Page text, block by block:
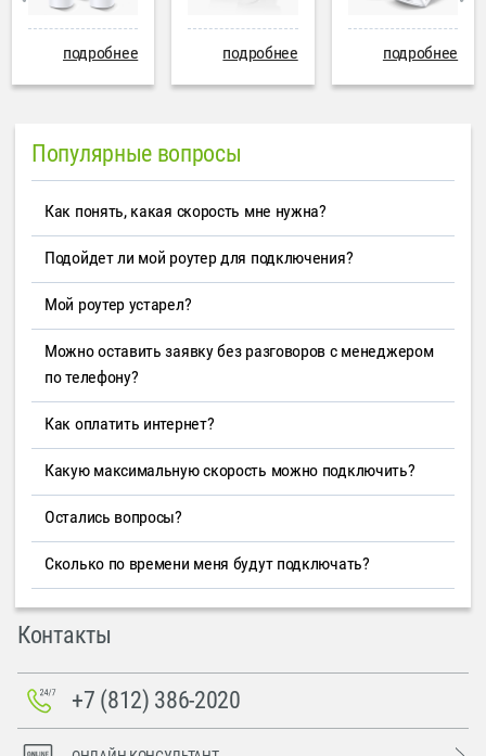
подробнее подробнее подробнее
Популярные вопросы
Как понять, какая скорость мне нужна?
Подойдет ли мой роутер для подключения?
Мой роутер устарел?
Можно оставить заявку без разговоров с менеджером
по телефону?
Как оплатить интернет?
Какую максимальную скорость можно подключить?
Остались вопросы?
Сколько по времени меня будут подключать?
Контакты
+7 (812) 386-2020